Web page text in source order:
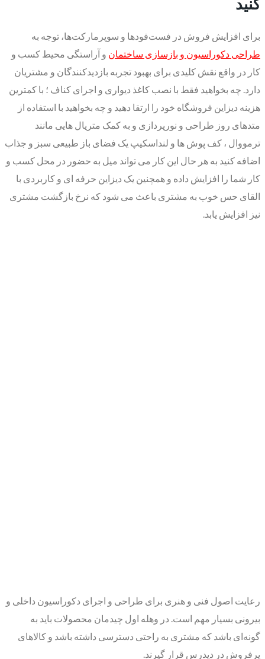
کنید
برای افزایش فروش در فست‌فودها و سوپرمارکت‌ها، توجه به
طراحی دکوراسیون و بازسازی ساختمان و آراستگی محیط کسب و
کار در واقع نقش کلیدی برای بهبود تجربه بازدیدکنندگان و مشتریان
دارد. چه بخواهید فقط با نصب کاغذ دیواری و اجرای کناف ؛ با کمترین
هزینه دیزاین فروشگاه خود را ارتقا دهید و چه بخواهید با استفاده از
متدهای روز طراحی و نورپردازی و به کمک متریال هایی مانند
ترمووال ، کف پوش ها و لنداسکیپ یک فضای باز طبیعی سبز و جذاب
اضافه کنید به هر حال این کار می تواند میل به حضور در محل کسب و
کار شما را افزایش داده و همچنین یک دیزاین حرفه ای و کاربردی با
القای حس خوب به مشتری باعث می شود که نرخ بازگشت مشتری
نیز افزایش یابد.
رعایت اصول فنی و هنری برای طراحی و اجرای دکوراسیون داخلی و
بیرونی بسیار مهم است. در وهله اول چیدمان محصولات باید به
گونه‌ای باشد که مشتری به راحتی دسترسی داشته باشد و کالاهای
پرفروش در دیدرس قرار گیرند.